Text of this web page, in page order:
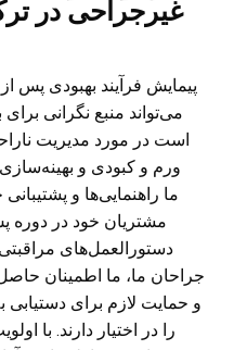
غیرجراحی در
پیمایش فرآیند بهبودی پس
می‌تواند منبع نگرانی
است در مورد مدیریت
ورم و کبودی و بهینه‌سازی
مشتریان خود در دوره
دستورالعمل‌های
جراحان ما، ما اطمینان
و حمایت لازم برای
را در اختیار دارند. با